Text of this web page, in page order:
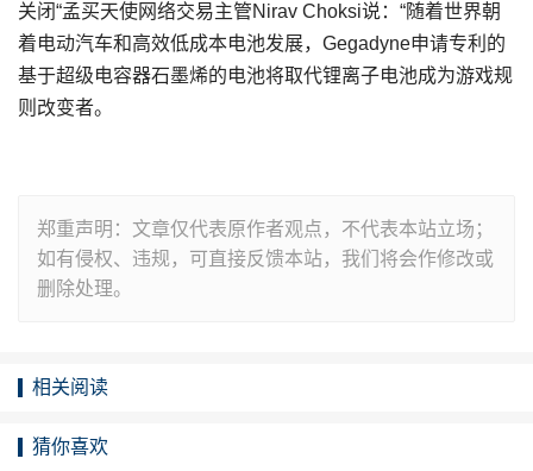
关闭“孟买天使网络交易主管Nirav Choksi说：“随着世界朝
着电动汽车和高效低成本电池发展，Gegadyne申请专利的
基于超级电容器石墨烯的电池将取代锂离子电池成为游戏规
则改变者。
郑重声明：文章仅代表原作者观点，不代表本站立场；
如有侵权、违规，可直接反馈本站，我们将会作修改或
删除处理。
相关阅读
猜你喜欢